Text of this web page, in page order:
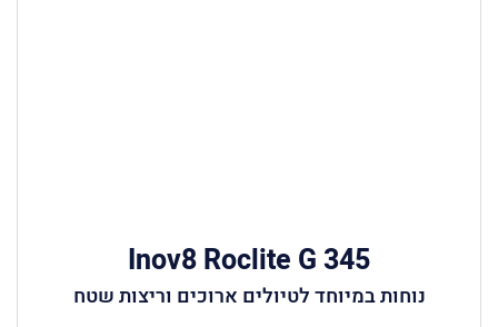
Inov8 Roclite G 345
נוחות במיוחד לטיולים ארוכים וריצות שטח